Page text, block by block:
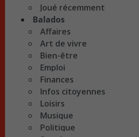
Joué récemment
Balados
Affaires
Art de vivre
Bien-être
Emploi
Finances
Infos citoyennes
Loisirs
Musique
Politique